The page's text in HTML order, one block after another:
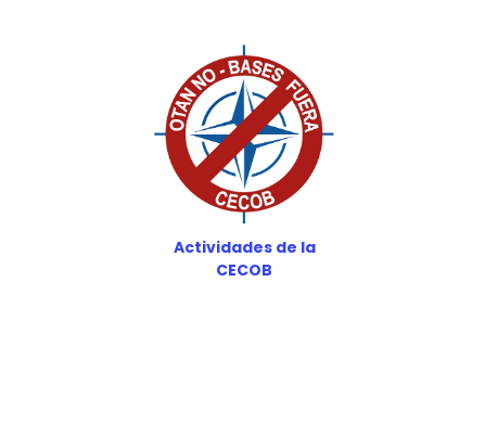
Actividades de la
CECOB